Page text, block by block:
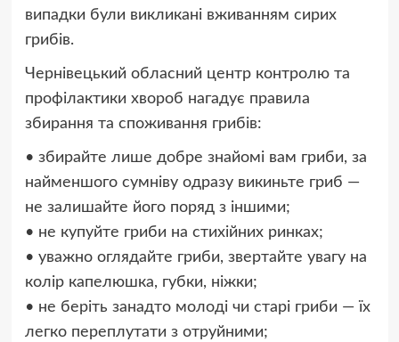
випадки були викликані вживанням сирих
грибів.
Чернівецький обласний центр контролю та
профілактики хвороб нагадує правила
збирання та споживання грибів:
• збирайте лише добре знайомі вам гриби, за
найменшого сумніву одразу викиньте гриб —
не залишайте його поряд з іншими;
• не купуйте гриби на стихійних ринках;
• уважно оглядайте гриби, звертайте увагу на
колір капелюшка, губки, ніжки;
• не беріть занадто молоді чи старі гриби — їх
легко переплутати з отруйними;